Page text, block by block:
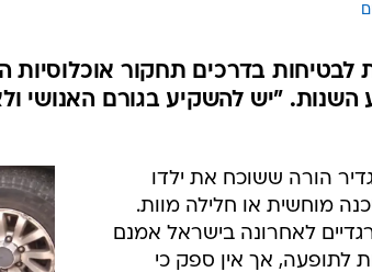
לבטיחות בדרכים תחקור אוכלוסיות
השנות. "יש להשקיע בגורם האנושי
הורה ששוכח את ילדו
מוחשית או חלילה מוות.
לאחרונה בישראל אמנם
לתופעה, אך אין ספק כי